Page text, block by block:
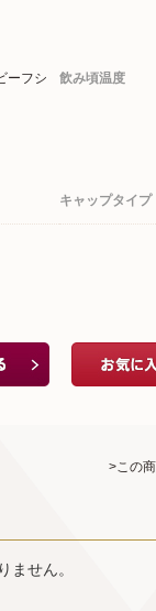
ーフシ
飲み頃温度
キャップタイプ
>この
ません。